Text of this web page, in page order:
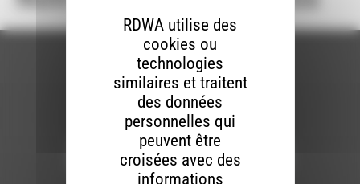
Newsletter :
RDWA utilise des
cookies ou
technologies
similaires et traitent
des données
personnelles qui
peuvent être
croisées avec des
informations